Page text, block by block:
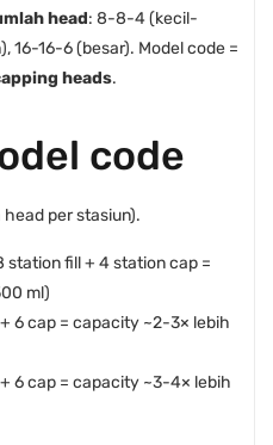
head: 8-8-4 (kecil-
16-16-6 (besar). Model code =
heads.
code
per stasiun).
station fill + 4 station cap =
ml)
+ 6 cap = capacity ~2-3× lebih
+ 6 cap = capacity ~3-4× lebih